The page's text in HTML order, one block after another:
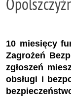
10 miesięcy
Zagrożeń
zgłoszeń
obsługi i